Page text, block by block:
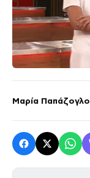
Μαρία